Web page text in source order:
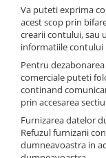
Mufe si pini
Piese contact
Contactor 12V
Contactoare 24V
Contactoare 48V
Motoare electrice
Placa electronica
Contact general -
Piese Putzmeister
Piese Mitsubishi
Piese Lindner
Piese Kramer
Piese Kaiser
Piese Jacobsen
Va puteti exprima
acest scop prin
crearii contului, sau
informatiile contului
Pentru
comerciale puteti
continand
prin accesarea
Furnizarea datelor
Refuzul furnizarii
dumneavoastra in